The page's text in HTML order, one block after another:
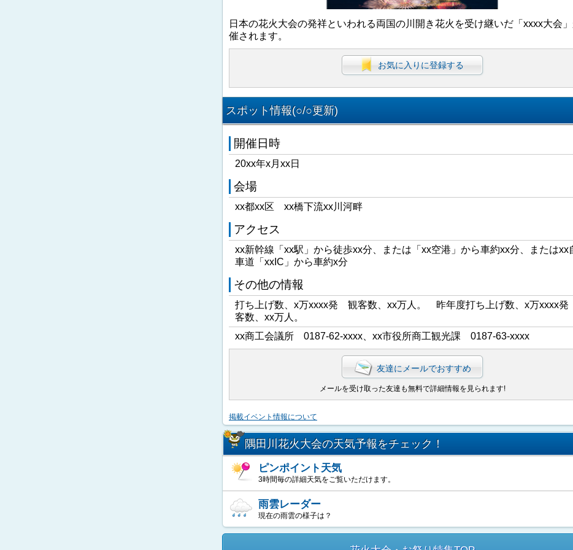
日本の花火大会の発祥といわれる両国の川開き花火を受け継いだ「xxxx大会
催されます。
お気に入りに登録する
スポット情報(○/○更新)
開催日時
20xx年x月xx日
会場
xx都xx区 xx橋下流xx川河畔
アクセス
xx新幹線「xx駅」から徒歩xx分、または「xx空港」から車約xx分、またはxx
車道「xxIC」から車約x分
その他の情報
打ち上げ数、x万xxxx発 観客数、xx万人。 昨年度打ち上げ数、x万xxxx
客数、xx万人。
xx商工会議所 0187-62-xxxx、xx市役所商工観光課 0187-63-xxxx
友達にメールでおすすめ
メールを受け取った友達も無料で詳細情報を見られます!
掲載イベント情報について
隅田川花火大会の天気予報をチェック！
ピンポイント天気
3時間毎の詳細天気をご覧いただけます。
雨雲レーダー
現在の雨雲の様子は？